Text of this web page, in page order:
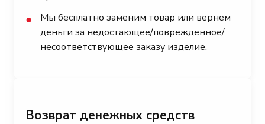
●
Мы бесплатно заменим товар или вернем
деньги за недостающее/поврежденное/
несоответствующее заказу изделие.
Возврат денежных средств